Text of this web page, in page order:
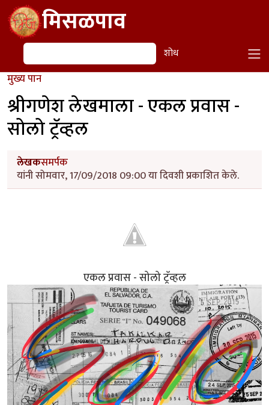
Skip to main contentमिसळपाव
शोध शोध
मुख्य पान
श्रीगणेश लेखमाला - एकल प्रवास -
सोलो ट्रॅव्हल
लेखकसमर्पक
यांनी सोमवार, 17/09/2018 09:00 या दिवशी प्रकाशित केले.
एकल प्रवास - सोलो ट्रॅव्हल